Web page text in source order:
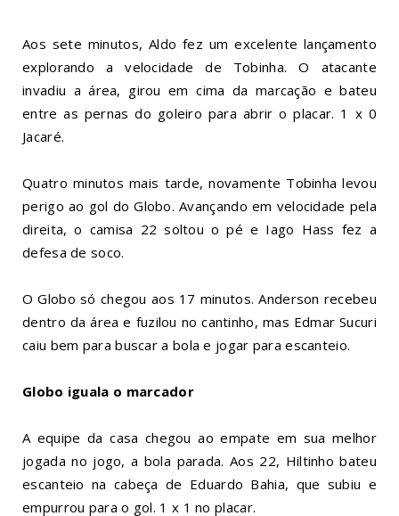
Aos sete minutos, Aldo fez um excelente lançamento
explorando a velocidade de Tobinha. O atacante
invadiu a área, girou em cima da marcação e bateu
entre as pernas do goleiro para abrir o placar. 1 x 0
Jacaré.
Quatro minutos mais tarde, novamente Tobinha levou
perigo ao gol do Globo. Avançando em velocidade pela
direita, o camisa 22 soltou o pé e Iago Hass fez a
defesa de soco.
O Globo só chegou aos 17 minutos. Anderson recebeu
dentro da área e fuzilou no cantinho, mas Edmar Sucuri
caiu bem para buscar a bola e jogar para escanteio.
Globo iguala o marcador
A equipe da casa chegou ao empate em sua melhor
jogada no jogo, a bola parada. Aos 22, Hiltinho bateu
escanteio na cabeça de Eduardo Bahia, que subiu e
empurrou para o gol. 1 x 1 no placar.